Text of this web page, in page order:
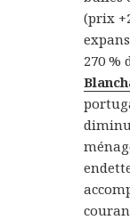
(prix
270 %